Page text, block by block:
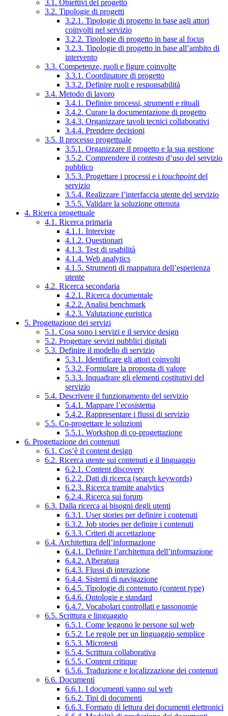
3.1. Obiettivi del progetto
3.2. Tipologie di progetti
3.2.1. Tipologie di progetto in base agli attori
coinvolti nel servizio
3.2.2. Tipologie di progetto in base al focus
3.2.3. Tipologie di progetto in base all’ambito di
intervento
3.3. Competenze, ruoli e figure coinvolte
3.3.1. Coordinatore di progetto
3.3.2. Definire ruoli e responsabilità
3.4. Metodo di lavoro
3.4.1. Definire processi, strumenti e rituali
3.4.2. Curare la documentazione di progetto
3.4.3. Organizzare tavoli tecnici collaborativi
3.4.4. Prendere decisioni
3.5. Il processo progettuale
3.5.1. Organizzare il progetto e la sua gestione
3.5.2. Comprendere il contesto d’uso del servizio
pubblico
3.5.3. Progettare i processi e i touchpointdel
servizio
3.5.4. Realizzare l’interfaccia utente del servizio
3.5.5. Validare la soluzione ottenuta
4. Ricerca progettuale
4.1. Ricerca primaria
4.1.1. Interviste
4.1.2. Questionari
4.1.3. Test di usabilità
4.1.4. Web analytics
4.1.5. Strumenti di mappatura dell’esperienza
utente
4.2. Ricerca secondaria
4.2.1. Ricerca documentale
4.2.2. Analisi benchmark
4.2.3. Valutazione euristica
5. Progettazione dei servizi
5.1. Cosa sono i servizi e il service design
5.2. Progettare servizi pubblici digitali
5.3. Definire il modello di servizio
5.3.1. Identificare gli attori coinvolti
5.3.2. Formulare la proposta di valore
5.3.3. Inquadrare gli elementi costitutivi del
servizio
5.4. Descrivere il funzionamento del servizio
5.4.1. Mappare l’ecosistema
5.4.2. Rappresentare i flussi di servizio
5.5. Co-progettare le soluzioni
5.5.1. Workshop di co-progettazione
6. Progettazione dei contenuti
6.1. Cos’è il content design
6.2. Ricerca utente sui contenuti e il linguaggio
6.2.1. Content discovery
6.2.2. Dati di ricerca (search keywords)
6.2.3. Ricerca tramite analytics
6.2.4. Ricerca sui forum
6.3. Dalla ricerca ai bisogni degli utenti
6.3.1. User stories per definire i contenuti
6.3.2. Job stories per definire i contenuti
6.3.3. Criteri di accettazione
6.4. Architettura dell’informazione
6.4.1. Definire l’architettura dell’informazione
6.4.2. Alberatura
6.4.3. Flussi di interazione
6.4.4. Sistemi di navigazione
6.4.5. Tipologie di contenuto (content type)
6.4.6. Ontologie e standard
6.4.7. Vocabolari controllati e tassonomie
6.5. Scrittura e linguaggio
6.5.1. Come leggono le persone sul web
6.5.2. Le regole per un linguaggio semplice
6.5.3. Microtesti
6.5.4. Scrittura collaborativa
6.5.5. Content critique
6.5.6. Traduzione e localizzazione dei contenuti
6.6. Documenti
6.6.1. I documenti vanno sul web
6.6.2. Tipi di documenti
6.6.3. Formato di lettura dei documenti elettronici